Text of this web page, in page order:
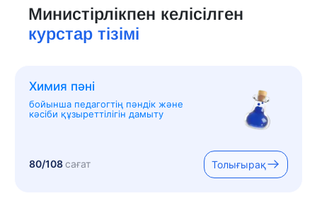
Министірлікпен келісілген
курстар тізімі
Химия пәні
бойынша педагогтің пәндік және
кәсіби құзыреттілігін дамыту
80/108сағат Толығырақ